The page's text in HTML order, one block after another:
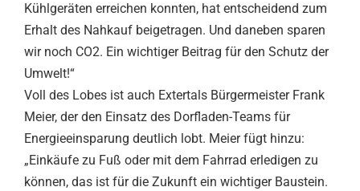
Kühlgeräten erreichen konnten, hat entscheidend zum
Erhalt des Nahkauf beigetragen. Und daneben sparen
wir noch CO2. Ein wichtiger Beitrag für den Schutz der
Umwelt!“
Voll des Lobes ist auch Extertals Bürgermeister Frank
Meier, der den Einsatz des Dorfladen-Teams für
Energieeinsparung deutlich lobt. Meier fügt hinzu:
„Einkäufe zu Fuß oder mit dem Fahrrad erledigen zu
können, das ist für die Zukunft ein wichtiger Baustein.